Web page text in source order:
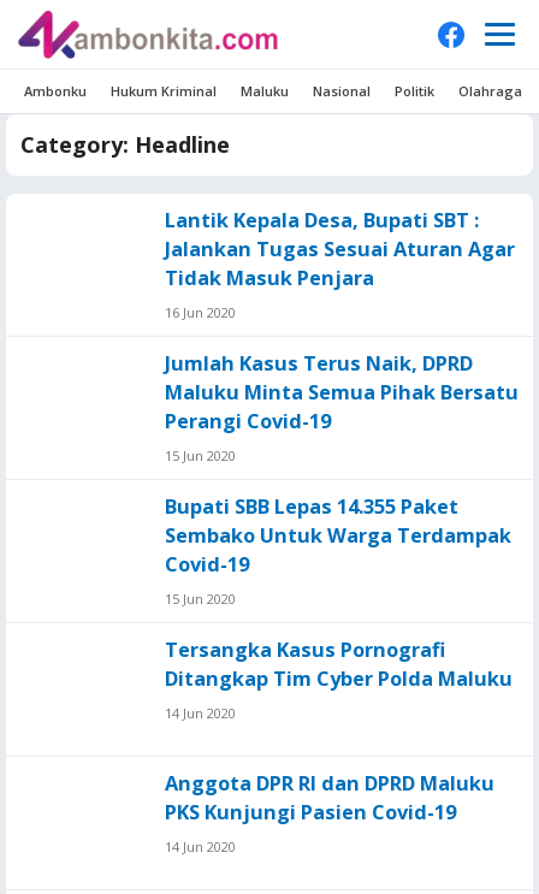
Ambonku Hukum Kriminal Maluku Nasional Politik Olahraga
Category: Headline
Lantik Kepala Desa, Bupati SBT :
Jalankan Tugas Sesuai Aturan Agar
Tidak Masuk Penjara
16 Jun 2020
Jumlah Kasus Terus Naik, DPRD
Maluku Minta Semua Pihak Bersatu
Perangi Covid-19
15 Jun 2020
Bupati SBB Lepas 14.355 Paket
Sembako Untuk Warga Terdampak
Covid-19
15 Jun 2020
Tersangka Kasus Pornografi
Ditangkap Tim Cyber Polda Maluku
14 Jun 2020
Anggota DPR RI dan DPRD Maluku
PKS Kunjungi Pasien Covid-19
14 Jun 2020